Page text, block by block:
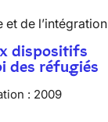
et de l’intégration
dispositifs
des réfugiés
: 2009